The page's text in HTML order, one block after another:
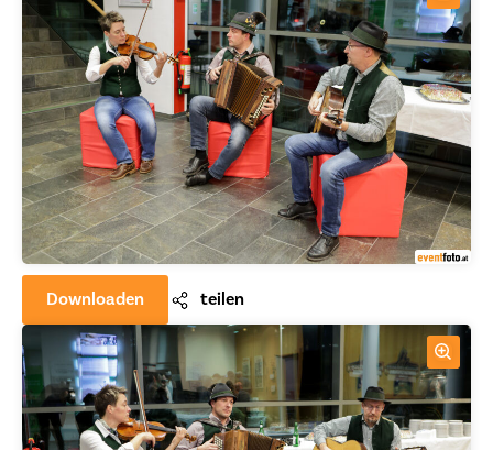
Downloaden teilen